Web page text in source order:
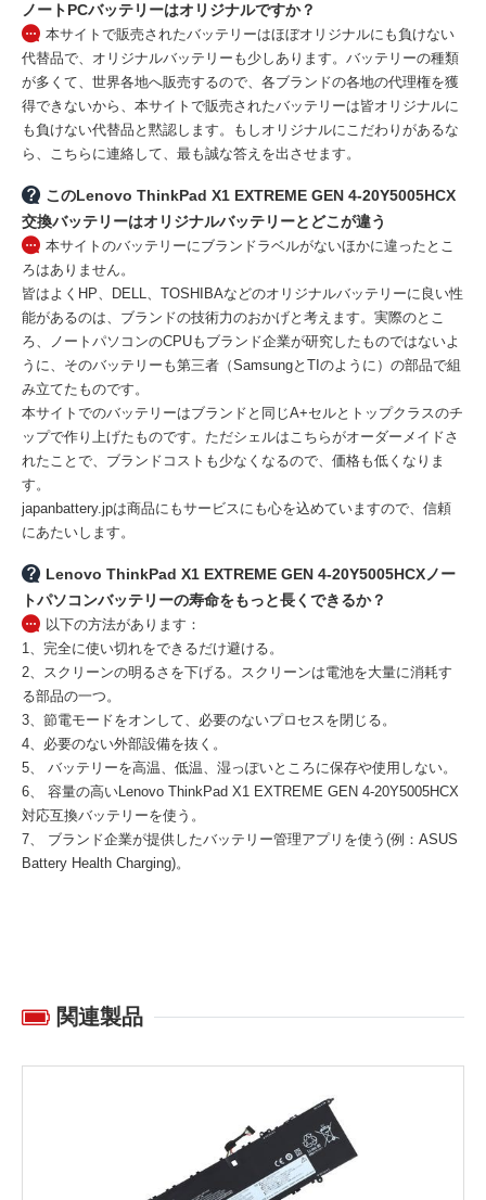
ノートPCバッテリーはオリジナルですか？
本サイトで販売されたバッテリーはほぼオリジナルにも負けない
代替品で、オリジナルバッテリーも少しあります。バッテリーの種類
が多くて、世界各地へ販売するので、各ブランドの各地の代理権を獲
得できないから、本サイトで販売されたバッテリーは皆オリジナルに
も負けない代替品と黙認します。もしオリジナルにこだわりがあるな
ら、こちらに連絡して、最も誠な答えを出させます。
このLenovo ThinkPad X1 EXTREME GEN 4-20Y5005HCX
交換バッテリーはオリジナルバッテリーとどこが違う
本サイトのバッテリーにブランドラベルがないほかに違ったとこ
ろはありません。
皆はよくHP、DELL、TOSHIBAなどのオリジナルバッテリーに良い性
能があるのは、ブランドの技術力のおかげと考えます。実際のとこ
ろ、ノートパソコンのCPUもブランド企業が研究したものではないよ
うに、そのバッテリーも第三者（SamsungとTIのように）の部品で組
み立てたものです。
本サイトでのバッテリーはブランドと同じA+セルとトップクラスのチ
ップで作り上げたものです。ただシェルはこちらがオーダーメイドさ
れたことで、ブランドコストも少なくなるので、価格も低くなりま
す。
japanbattery.jpは商品にもサービスにも心を込めていますので、信頼
にあたいします。
Lenovo ThinkPad X1 EXTREME GEN 4-20Y5005HCXノー
トパソコンバッテリーの寿命をもっと長くできるか？
以下の方法があります：
1、完全に使い切れをできるだけ避ける。
2、スクリーンの明るさを下げる。スクリーンは電池を大量に消耗す
る部品の一つ。
3、節電モードをオンして、必要のないプロセスを閉じる。
4、必要のない外部設備を抜く。
5、 バッテリーを高温、低温、湿っぽいところに保存や使用しない。
6、 容量の高いLenovo ThinkPad X1 EXTREME GEN 4-20Y5005HCX
対応互換バッテリーを使う。
7、 ブランド企業が提供したバッテリー管理アプリを使う(例：ASUS
Battery Health Charging)。
関連製品